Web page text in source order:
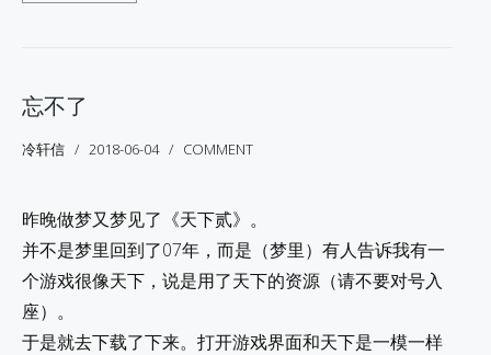
忘不了
冷轩信 2018-06-04 COMMENT
昨晚做梦又梦见了《天下贰》。
并不是梦里回到了07年，而是（梦里）有人告诉我有一
个游戏很像天下，说是用了天下的资源（请不要对号入
座）。
于是就去下载了下来。打开游戏界面和天下是一模一样